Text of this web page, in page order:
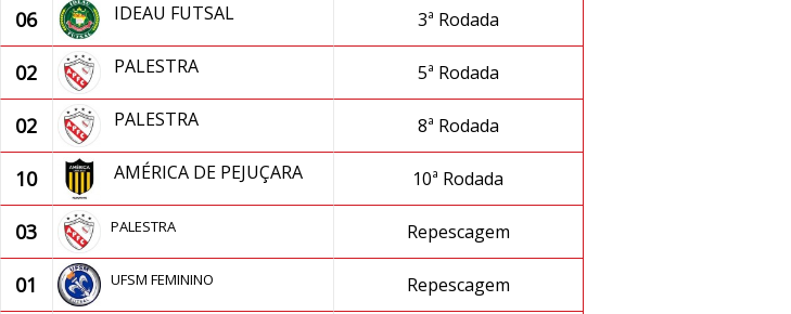
06 IDEAU FUTSAL 3ª Rodada
02 PALESTRA 5ª Rodada
02 PALESTRA 8ª Rodada
10 AMÉRICA DE PEJUÇARA 10ª Rodada
03 PALESTRA Repescagem
01 UFSM FEMININO Repescagem